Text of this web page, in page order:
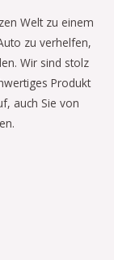
Welt zu einem
zu verhelfen,
Wir sind stolz
Produkt
auch Sie von